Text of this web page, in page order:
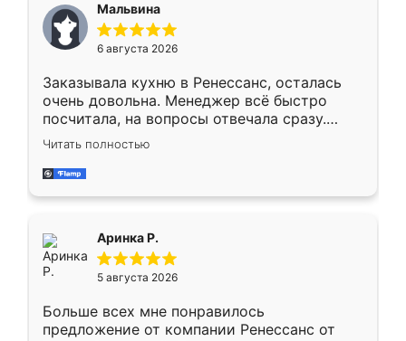
меньше, здесь же он более разнообразный.
Мне нравится ,если что-то потребуется из
мебели буду заказывать только здесь.
Мальвина
6 августа 2026
Заказывала кухню в Ренессанс, осталась
очень довольна. Менеджер всё быстро
посчитала, на вопросы отвечала сразу.
Замерщик приехал в субботу, подошёл к
делу со всей ответственностью. Собрали
за день, ребята работали аккуратно, даже
Читать полностью
Аринка Р.
5 августа 2026
Больше всех мне понравилось
предложение от компании Ренессанс от